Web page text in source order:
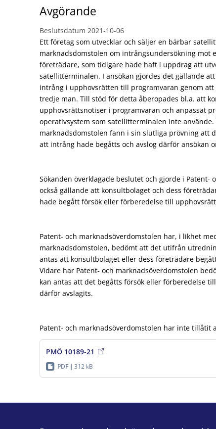
Avgörande
Beslutsdatum 2021-10-06
Ett företag som utvecklar och säljer en bärbar
marknadsdomstolen om intrångsundersökning mot
företrädare, som tidigare hade haft i uppdrag att
satellitterminalen. I ansökan gjordes det gällande
intrång i upphovsrätten till programvaran genom
tredje man. Till stöd för detta åberopades bl.a. att
upphovsrättsnotiser i programvaran och anpassat
operativsystem som satellitterminalen inte använde.
marknadsdomstolen fann i sin slutliga prövning att
att intrång hade begåtts och avslog därför ansökan
Sökanden överklagade beslutet och gjorde i Patent-
också gällande att konsultbolaget och dess
hade begått försök eller förberedelse till
Patent- och marknadsöverdomstolen har, i likhet
marknadsdomstolen, bedömt att det utifrån
antas att konsultbolaget eller dess företrädare
Vidare har Patent- och marknadsöverdomstolen
kan antas att det begåtts försök eller förberedelse
därför avslagits.
Patent- och marknadsöverdomstolen har inte tillåtit
PMÖ 10189-21
PDF 312 kB